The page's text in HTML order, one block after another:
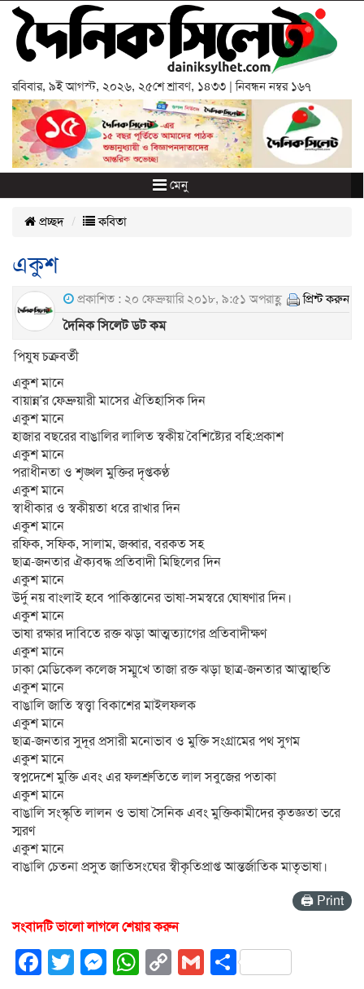
রবিবার, ৯ই আগস্ট, ২০২৬, ২৫শে শ্রাবণ, ১৪৩৩ | নিবন্ধন নম্বর ১৬৭
মেনু
প্রচ্ছদ কবিতা
একুশ
প্রকাশিত : ২০ ফেব্রুয়ারি ২০১৮, ৯:৫১ অপরাহ্ণ প্রিন্ট করুন
দৈনিক সিলেট ডট কম
পিযুষ চক্রবর্তী
একুশ মানে
বায়ান্ন’র ফেব্রুয়ারী মাসের ঐতিহাসিক দিন
একুশ মানে
হাজার বছরের বাঙালির লালিত স্বকীয় বৈশিষ্ট্যের বহি:প্রকাশ
একুশ মানে
পরাধীনতা ও শৃঙ্খল মুক্তির দৃপ্তকণ্ঠ
একুশ মানে
স্বাধীকার ও স্বকীয়তা ধরে রাখার দিন
একুশ মানে
রফিক, সফিক, সালাম, জব্বার, বরকত সহ
ছাত্র-জনতার ঐক্যবদ্ধ প্রতিবাদী মিছিলের দিন
একুশ মানে
উর্দু নয় বাংলাই হবে পাকিস্তানের ভাষা-সমস্বরে ঘোষণার দিন।
একুশ মানে
ভাষা রক্ষার দাবিতে রক্ত ঝড়া আত্মত্যাগের প্রতিবাদীক্ষণ
একুশ মানে
ঢাকা মেডিকেল কলেজ সম্মুখে তাজা রক্ত ঝড়া ছাত্র-জনতার আত্মাহুতি
একুশ মানে
বাঙালি জাতি স্বত্ত্বা বিকাশের মাইলফলক
একুশ মানে
ছাত্র-জনতার সুদূর প্রসারী মনোভাব ও মুক্তি সংগ্রামের পথ সুগম
একুশ মানে
স্বপ্নদেশে মুক্তি এবং এর ফলশ্রুতিতে লাল সবুজের পতাকা
একুশ মানে
বাঙালি সংস্কৃতি লালন ও ভাষা সৈনিক এবং মুক্তিকামীদের কৃতজ্ঞতা ভরে
স্মরণ
একুশ মানে
বাঙালি চেতনা প্রসুত জাতিসংঘের স্বীকৃতিপ্রাপ্ত আন্তর্জাতিক মাতৃভাষা।
🖨 Print
সংবাদটি ভালো লাগলে শেয়ার করুন
Facebook
Twitter
Messenger
WhatsApp
CopyGmailShare